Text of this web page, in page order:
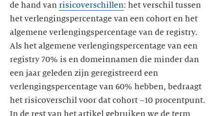
de hand van risicoverschillen: het verschil tussen
het verlengingspercentage van een cohort en het
algemene verlengingspercentage van de registry.
Als het algemene verlengingspercentage van een
registry 70% is en domeinnamen die minder dan
een jaar geleden zijn geregistreerd een
verlengingspercentage van 60% hebben, bedraagt
het risicoverschil voor dat cohort –10 procentpunt.
In de rest van het artikel gebruiken we de term